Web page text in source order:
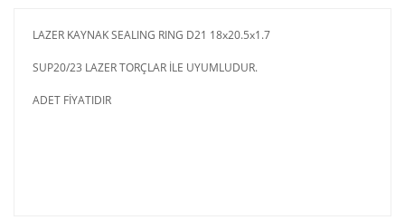
LAZER KAYNAK SEALING RING D21 18x20.5x1.7
SUP20/23 LAZER TORÇLAR İLE UYUMLUDUR.
ADET FİYATIDIR